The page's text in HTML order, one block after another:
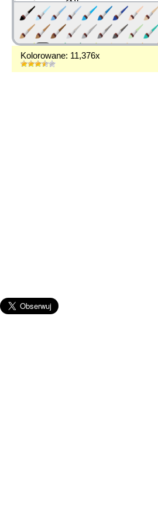
Kolorowane: 11,376x